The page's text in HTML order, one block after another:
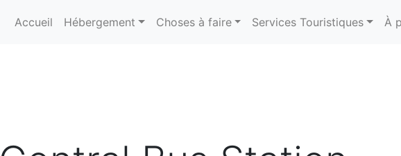
Accueil Hébergement Choses à faire Services Touristiques À